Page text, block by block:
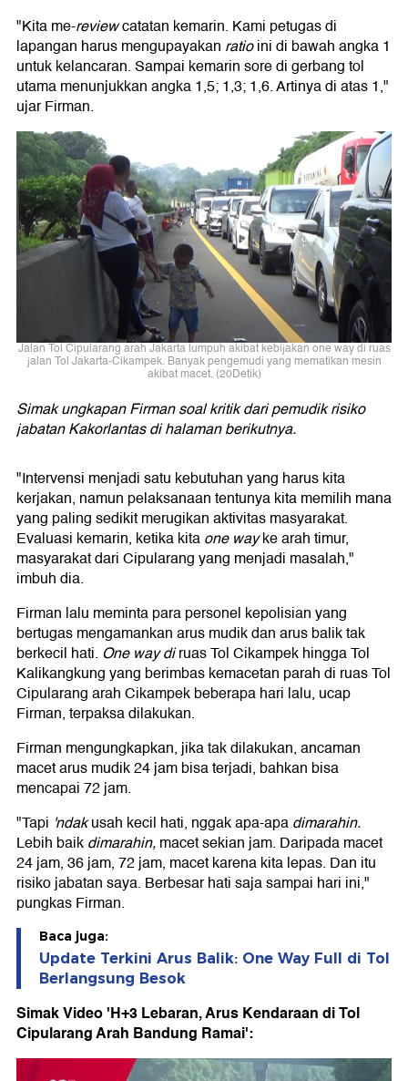
"Kita me-reviewcatatan kemarin. Kami petugas di
lapangan harus mengupayakan ratioini di bawah angka 1
untuk kelancaran. Sampai kemarin sore di gerbang tol
utama menunjukkan angka 1,5; 1,3; 1,6. Artinya di atas 1,"
ujar Firman.
Jalan Tol Cipularang arah Jakarta lumpuh akibat kebijakan one way di ruas
jalan Tol Jakarta-Cikampek. Banyak pengemudi yang mematikan mesin
akibat macet. (20Detik)
Simak ungkapan Firman soal kritik dari pemudik risiko
jabatan Kakorlantas di halaman berikutnya.
"Intervensi menjadi satu kebutuhan yang harus kita
kerjakan, namun pelaksanaan tentunya kita memilih mana
yang paling sedikit merugikan aktivitas masyarakat.
Evaluasi kemarin, ketika kitaone wayke arah timur,
masyarakat dari Cipularang yang menjadi masalah,"
imbuh dia.
Firman lalu meminta para personel kepolisian yang
bertugas mengamankan arus mudik dan arus balik tak
berkecil hati. One way diruas Tol Cikampek hingga Tol
Kalikangkung yang berimbas kemacetan parah di ruas Tol
Cipularang arah Cikampek beberapa hari lalu, ucap
Firman, terpaksa dilakukan.
Firman mengungkapkan, jika tak dilakukan, ancaman
macet arus mudik 24 jam bisa terjadi, bahkan bisa
mencapai 72 jam.
"Tapi 'ndakusah kecil hati, nggak apa-apadimarahin.
Lebih baikdimarahin,macet sekian jam. Daripada macet
24 jam, 36 jam, 72 jam, macet karena kita lepas. Dan itu
risiko jabatan saya. Berbesar hati saja sampai hari ini,"
pungkas Firman.
Baca juga:
Update Terkini Arus Balik: One Way Full di Tol
Berlangsung Besok
Simak Video 'H+3 Lebaran, Arus Kendaraan di Tol
Cipularang Arah Bandung Ramai':